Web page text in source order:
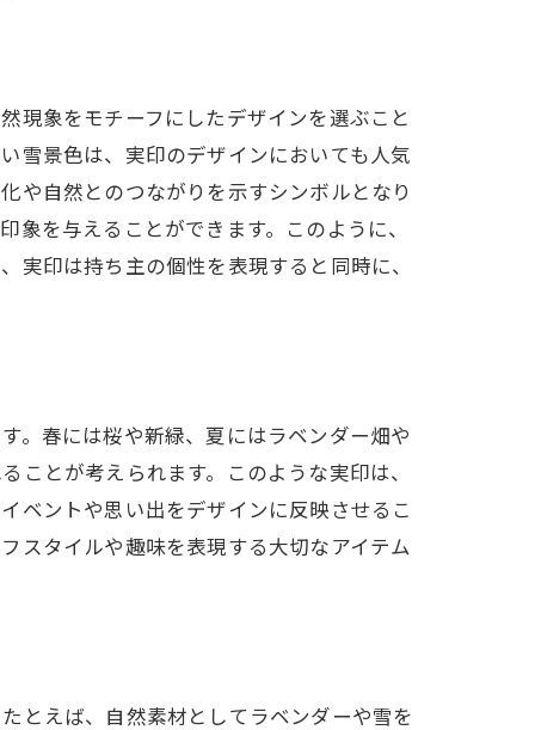
現象をモチーフにしたデザインを選ぶこと
雪景色は、実印のデザインにおいても人気
や自然とのつながりを示すシンボルとなり
を与えることができます。このように、
印は持ち主の個性を表現すると同時に、
。春には桜や新緑、夏にはラベンダー畑や
とが考えられます。このような実印は、
ベントや思い出をデザインに反映させるこ
スタイルや趣味を表現する大切なアイテム
とえば、自然素材としてラベンダーや雪を